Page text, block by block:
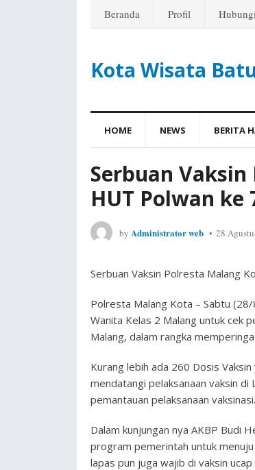
Beranda Profil
Kota Wisata
HOME NEWS BERITA
Serbuan
HUT Polwan ke
by Administrator web 28
Serbuan Vaksin Polresta Malang
Polresta Malang Kota – Sabtu
Wanita Kelas 2 Malang untuk cek
Malang, dalam rangka
Kurang lebih ada 260 Dosis
mendatangi pelaksanaan vaksin
pemantauan pelaksanaan vaksinasi.
Dalam kunjungan nya AKBP Budi
program pemerintah untuk
lapas pun juga wajib di vaksin ucap